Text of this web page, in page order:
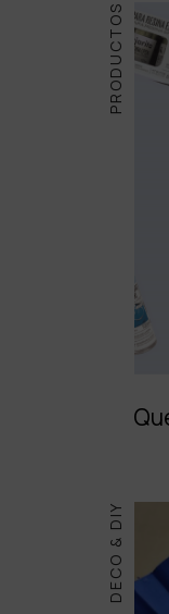
PRODUCTOS
DECO & DIY